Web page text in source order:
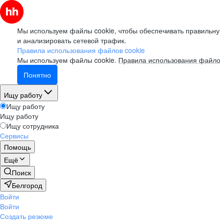
Мы используем файлы cookie, чтобы обеспечивать
и анализировать сетевой трафик.
Правила использования файлов cookie
Мы используем файлы cookie. Правила использования
Понятно
Ищу работу
Ищу работу
Ищу работу
Ищу сотрудника
Сервисы
Помощь
Ещё
Поиск
Белгород
Войти
Войти
Создать резюме